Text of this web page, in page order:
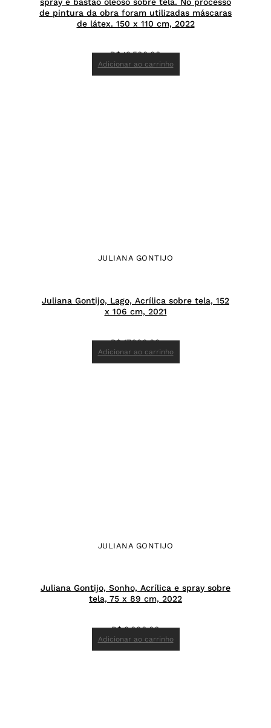
de pintura da obra foram utilizadas máscaras
de látex. 150 x 110 cm, 2022
R$19.500,00
Adicionar ao carrinho
JULIANA GONTIJO
Juliana Gontijo, Lago, Acrílica sobre tela, 152
x 106 cm, 2021
R$17.200,00
Adicionar ao carrinho
JULIANA GONTIJO
Juliana Gontijo, Sonho, Acrílica e spray sobre
tela, 75 x 89 cm, 2022
R$8.000,00
Adicionar ao carrinho